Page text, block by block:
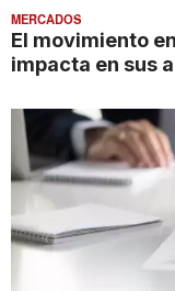
MERCADOS
El movimiento
impacta en sus